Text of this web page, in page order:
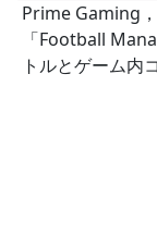
Prime Gaming
「Football
トルとゲーム内